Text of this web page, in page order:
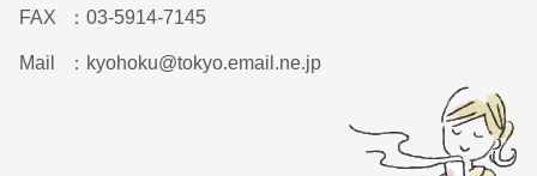
FAX 03-5914-7145
Mail kyohoku@tokyo.email.ne.jp